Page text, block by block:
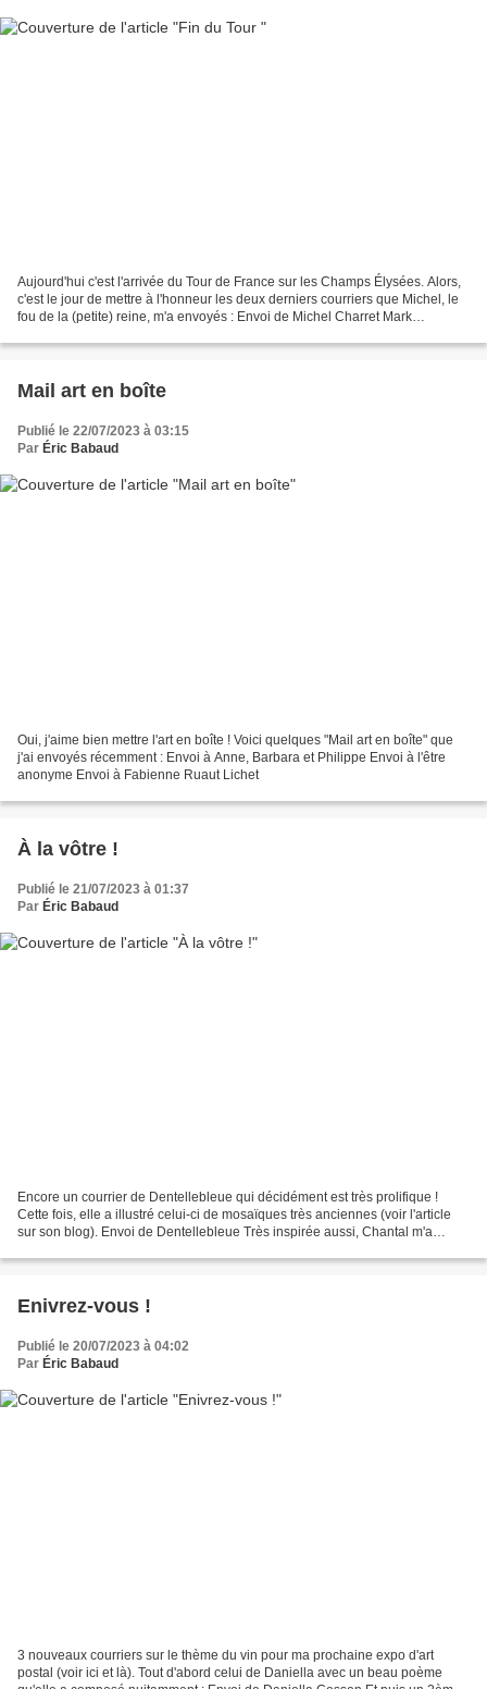
Aujourd'hui c'est l'arrivée du Tour de France sur les Champs Élysées. Alors,
c'est le jour de mettre à l'honneur les deux derniers courriers que Michel, le
fou de la (petite) reine, m'a envoyés : Envoi de Michel Charret Mark
Mail art en boîte
Publié le 22/07/2023 à 03:15
Par Éric Babaud
Oui, j'aime bien mettre l'art en boîte ! Voici quelques "Mail art en boîte" que
j'ai envoyés récemment : Envoi à Anne, Barbara et Philippe Envoi à l'être
anonyme Envoi à Fabienne Ruaut Lichet
À la vôtre !
Publié le 21/07/2023 à 01:37
Par Éric Babaud
Encore un courrier de Dentellebleue qui décidément est très prolifique !
Cette fois, elle a illustré celui-ci de mosaïques très anciennes (voir l'article
sur son blog). Envoi de Dentellebleue Très inspirée aussi, Chantal m'a
Enivrez-vous !
Publié le 20/07/2023 à 04:02
Par Éric Babaud
3 nouveaux courriers sur le thème du vin pour ma prochaine expo d'art
postal (voir ici et là). Tout d'abord celui de Daniella avec un beau poème